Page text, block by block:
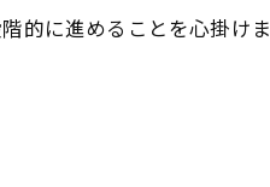
的に進めることを心掛け